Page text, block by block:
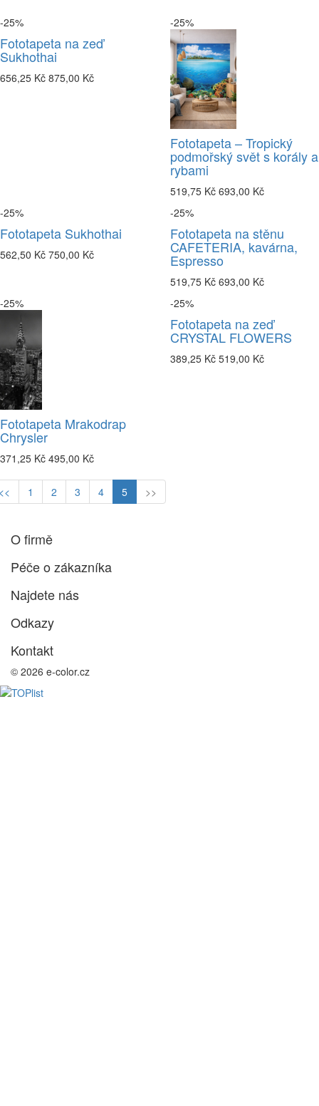
-25%
Fototapeta na zeď
Sukhothai
656,25 Kč 875,00 Kč
-25%
Fototapeta – Tropický
podmořský svět s korály a
rybami
519,75 Kč 693,00 Kč
-25%
Fototapeta Sukhothai
562,50 Kč 750,00 Kč
-25%
Fototapeta na stěnu
CAFETERIA, kavárna,
Espresso
519,75 Kč 693,00 Kč
-25%
Fototapeta Mrakodrap
Chrysler
371,25 Kč 495,00 Kč
-25%
Fototapeta na zeď
CRYSTAL FLOWERS
389,25 Kč 519,00 Kč
1 2 3 4 5 >>
O firmě
Péče o zákazníka
Najdete nás
Odkazy
Kontakt
© 2026 e-color.cz